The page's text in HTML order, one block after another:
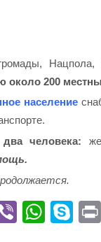
около 200
население
человека:
Vi
W
S